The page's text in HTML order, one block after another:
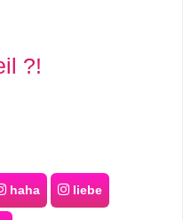
?!
haha liebe